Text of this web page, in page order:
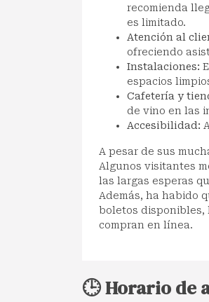
recomienda
es limitado.
Atención al
ofreciendo
Instalaciones:
espacios
Cafetería y
de vino en las
Accesibilidad:
A pesar de sus
Algunos visitantes
las largas esperas
Además, ha habido
boletos disponibles,
compran en línea.
🕒 Horario de